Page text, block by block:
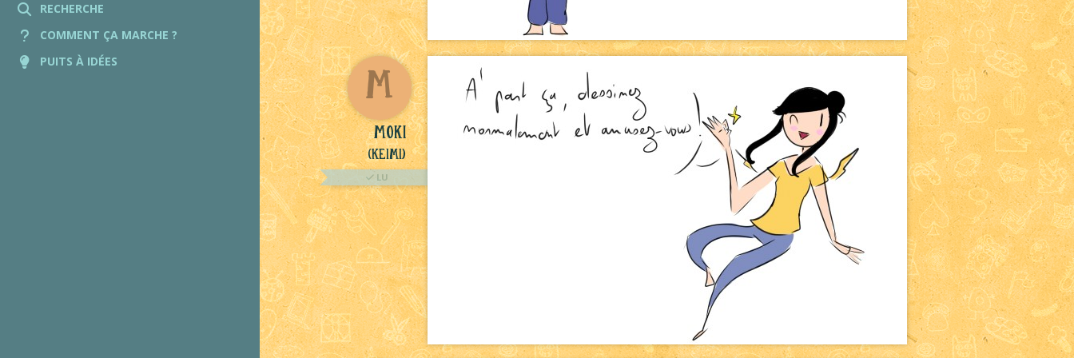
RECHERCHE
COMMENT ÇA MARCHE ?
PUITS À IDÉES
M
Moki
(Keimi)
LU